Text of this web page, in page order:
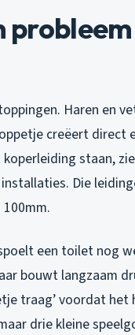
Haren en
creëert direct
staan,
Die
een toilet nog
bouwt langzaam
traag’ voordat het
drie kleine